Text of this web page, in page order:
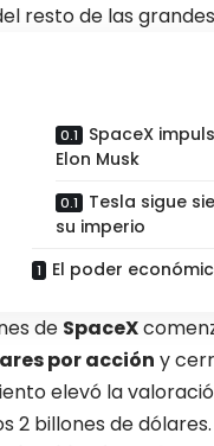
resto de las
SpaceX
Elon Musk
Tesla sigue
su imperio
El poder
de SpaceX
por acción y
elevó la
2 billones de dólares.